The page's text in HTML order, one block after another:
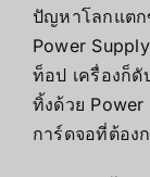
ปัญหาโลกแตก
Power
ท็อป เครื่องก็
ทิ้งด้วย
การ์ดจอที่ต้อง